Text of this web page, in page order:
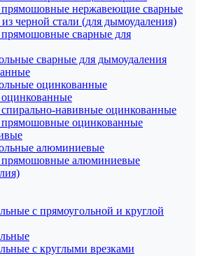
прямошовные нержавеющие сварные
черной стали (для дымоудаления)
сварные для
сварные для дымоудаления
оцинкованные
навивные оцинкованные
прямошовные оцинкованные
алюминиевые
прямошовные алюминиевые
с прямоугольной и круглой
с круглыми врезками